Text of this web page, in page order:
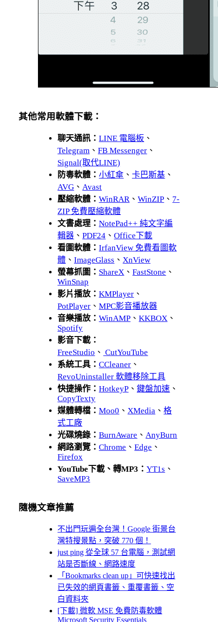
其他常用軟體下載：
聊天通訊：LINE 電腦板 、
Telegram 、FB Messenger 、
Signal(取代LINE)
防毒軟體：小紅傘 、卡巴斯基 、
AVG 、 Avast
壓縮軟體：WinRAR 、WinZIP 、 7-
ZIP 免費壓縮軟體
文書處理：NotePad++ 純文字編
輯器 、PDF24 、Office下載
看圖軟體：IrfanView 免費看圖軟
體 、ImageGlass 、 XnView
螢幕抓圖： ShareX 、FastStone 、
WinSnap
影片播放：KMPlayer 、
PotPlayer 、MPC影音播放器
音樂播放：WinAMP 、KKBOX 、
Spotify
影音下載：
FreeStudio 、 CutYouTube
系統工具：CCleaner 、
RevoUninstaller 軟體移除工具
快捷操作：HotkeyP 、鍵盤加速 、
CopyTexty
媒體轉檔：Moo0 、 XMedia 、格
式工廠
光碟燒錄：BurnAware 、 AnyBurn
網路瀏覽：Chrome 、Edge 、
Firefox
YouTube下載、轉MP3：YT1s 、
SaveMP3
隨機文章推薦
不出門玩遍全台灣！Google 街景台
灣特搜景點，突破 770 個！
just ping 從全球 57 台電腦，測試網
站是否斷線、網路速度
「Bookmarks clean up」可快速找出
已失效的網頁書籤、重覆書籤、空
白資料夾
[下載] 微軟 MSE 免費防毒軟體
Microsoft Security Essentials